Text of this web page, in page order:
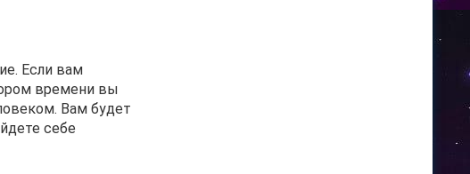
Если вам
времени вы
Вам будет
себе